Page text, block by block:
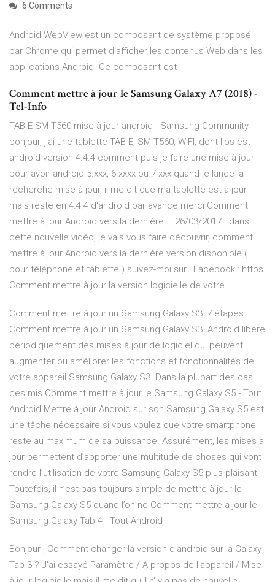
6 Comments
Android WebView est un composant de système proposé
par Chrome qui permet d'afficher les contenus Web dans les
applications Android. Ce composant est
Comment mettre à jour le Samsung Galaxy A7 (2018) -
Tel-Info
TAB E SM-T560 mise à jour android - Samsung Community
bonjour, j'ai une tablette TAB E, SM-T560, WIFI, dont l'os est
android version 4.4.4 comment puis-je faire une mise à jour
pour avoir android 5.xxx, 6.xxxx ou 7.xxx quand je lance la
recherche mise à jour, il me dit que ma tablette est à jour
mais reste en 4.4.4 d'android par avance merci Comment
mettre à jour Android vers la dernière … 26/03/2017 · dans
cette nouvelle vidéo, je vais vous faire découvrir, comment
mettre à jour Android vers la dernière version disponible (
pour téléphone et tablette ) suivez-moi sur : Facebook : https
Comment mettre à jour la version logicielle de votre ...
Comment mettre à jour un Samsung Galaxy S3: 7 étapes
Comment mettre à jour un Samsung Galaxy S3. Android libère
périodiquement des mises à jour de logiciel qui peuvent
augmenter ou améliorer les fonctions et fonctionnalités de
votre appareil Samsung Galaxy S3. Dans la plupart des cas,
ces mis Comment mettre à jour le Samsung Galaxy S5 - Tout
Android Mettre à jour Android sur son Samsung Galaxy S5 est
une tâche nécessaire si vous voulez que votre smartphone
reste au maximum de sa puissance. Assurément, les mises à
jour permettent d’apporter une multitude de choses qui vont
rendre l’utilisation de votre Samsung Galaxy S5 plus plaisant.
Toutefois, il n’est pas toujours simple de mettre à jour le
Samsung Galaxy S5 quand l’on ne Comment mettre à jour le
Samsung Galaxy Tab 4 - Tout Android
Bonjour , Comment changer la version d'android sur la Galaxy
Tab 3 ? J'ai essayé Paramètre / A propos de l'appareil / Mise